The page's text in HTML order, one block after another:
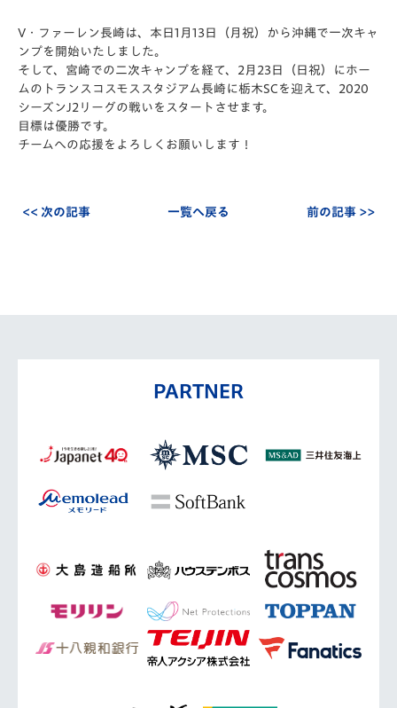
V・ファーレン長崎は、本日 1月13日（月祝）から沖縄で一次キャ
ンプを開始いたしました。
そして、宮崎での二次キャンプを経て、2月23日（日祝）
にホー
ムのトランスコスモススタジアム長崎に栃木SCを迎えて、2020
シーズンJ2リーグの戦いをスタートさせます。
目標は優勝です。
チームへの応援をよろしくお願いします！
<< 次の記事 一覧へ戻る 前の記事 >>
PARTNER